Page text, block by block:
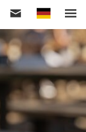
German